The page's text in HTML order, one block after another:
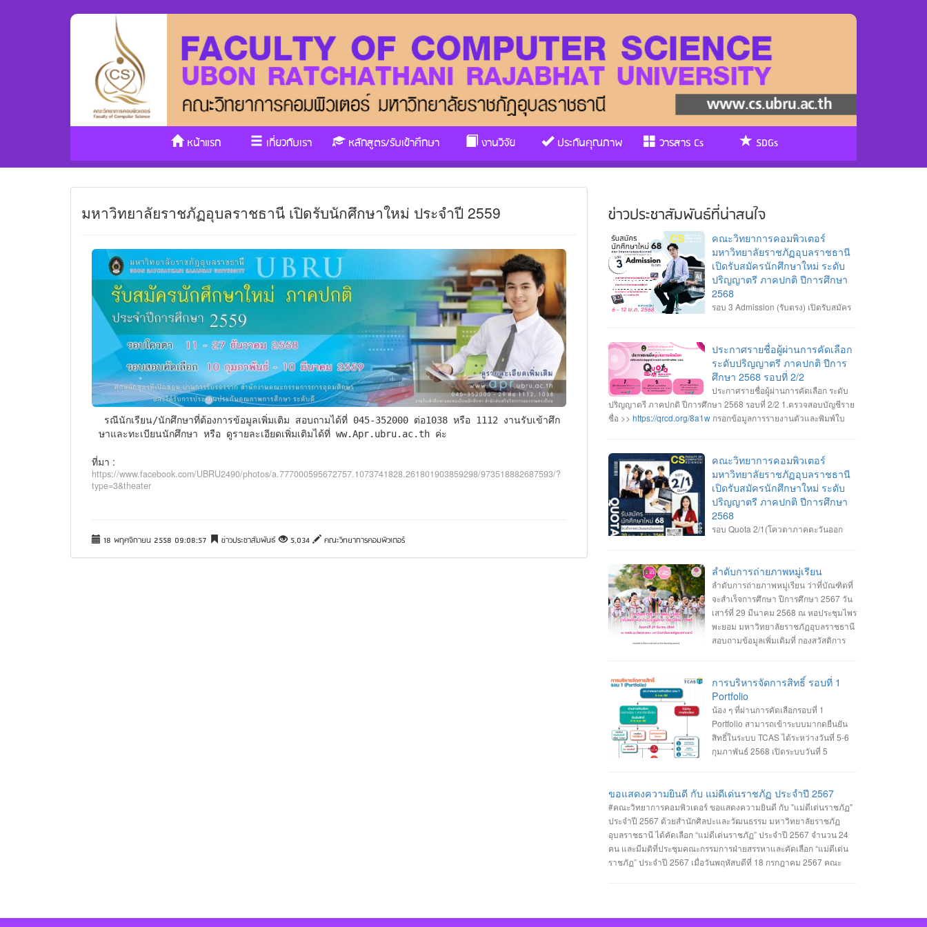
หน้าแรก เกี่ยวกับเรา หลักสูตร/รับเข้าศึกษา งานวิจัย ประกันคุณภาพ วารสาร Cs SDGs
มหาวิทยาลัยราชภัฏอุบลราชธานี เปิดรับนักศึกษาใหม่ ประจำปี 2559
ษาและทะเบียนนักศึกษา หรือ ดูรายละเอียดเพิ่มเติมได้ที่ ww.Apr.ubru.ac.th ค่ะ
ที่มา :
https://www.facebook.com/UBRU2490/photos/a.777000595672757.1073741828.261801903859298/973518882687593/?
type=3&theater
18 พฤศจิกายน 2558 09:08:57 ข่าวประชาสัมพันธ์ 5,034 คณะวิทยาการคอมพิวเตอร์
ข่าวประชาสัมพันธ์ที่น่าสนใจ
คณะวิทยาการคอมพิวเตอร์
มหาวิทยาลัยราชภัฏอุบลราชธานี
เปิดรับสมัครนักศึกษาใหม่ ระดับ
ปริญญาตรี ภาคปกติ ปีการศึกษา
2568
รอบ 3 Admission (รับตรง) เปิดรับสมัคร
>>https://www.mytcas.com/ • หลักสูตรวิทยาการคอมพิวเตอร์ •
หลักสูตรวิศวกรรมซอฟต์แวร์ • หลักสูตรเทคโนโลยีมีลติมีเดียและ
แอนิเมชัน • รายละเอียดสาขาวิชา เกณฑ์คุณสมบัติของสาขาวิชา และ
รายละเอียดการรับสมัคร ------------------- • สอบถามข้อมูลเพิ่มเติม งาน
รับเข้าศึกษา ฯ อาคารเรียนและปฏิบัติการ ชั้น 2 045-352-000 ต่อ
2143 , 2147 หรือ 2144 #เปิดรับสมัครนักศึกษาใหม่ #ระดับปริญญา
ประกาศรายชื่อผู้ผ่านการคัดเลือก
ระดับปริญญาตรี ภาคปกติ ปีการ
ศึกษา 2568 รอบที่ 2/2
ประกาศรายชื่อผู้ผ่านการคัดเลือก ระดับ
ปริญญาตรี ภาคปกติ ปีการศึกษา 2568 รอบที่ 2/2 1.ตรวจสอบบัญชีราย
ชื่อ >> https://qrcd.org/8a1w กรอกข้อมูลการรายงานตัวและพิมพ์ใบ
โถงชั้น1 อาคารเรียนและปฏิบัติการ กรณีสาขาวิชาที่มีรายชื่อสำรอง ถ้า
ผู้ผ่านการคัดเลือกไม่มารายงานตัวตามเวลาที่กำหนด ถือว่าสละสิทธิ์
มหาวิทยาลัยจะเรียกสำรองตามบัญชีรายชื่อทันที 3.ผู้ที่มีรายชื่อรายงาน
ตัว ลงทะเบียนเข้าใช้งานระบบการคัดเลือกกลางบุคคลเข้าศึกษาใน
สถาบันอุดมศึกษา (TCAS68) เพื่อรอเข้ายื่นยันสิทธิ์เข้าศึกษา
>>https://www.mytcas.com/
4. ผู้รายงานตัวเข้ายืนยันสิทธิ์เข้าศึกษา
ที่ยืนยันสิทธิ์เข้าศึกษา รอติดตามกำหนดการปฐมนิเทศนักศึกษาใหม่
และกำหนดการเปิดภาคการศึกษา(เปิดเทอม) ในช่วงเดือนมิถุนายน
2568
คณะวิทยาการคอมพิวเตอร์
มหาวิทยาลัยราชภัฏอุบลราชธานี
เปิดรับสมัครนักศึกษาใหม่ ระดับ
ปริญญาตรี ภาคปกติ ปีการศึกษา
2568
รอบ Quota 2/1(โควตาภาคตะวันออก
สถาบันอุดมศึกษา https://admission.ubru.ac.th/ หลักสูตรวิทยาการ
คอมพิวเตอร์ หลักสูตรวิศวกรรมซอฟต์แวร์ หลักสูตรเทคโนโลยีมีลติมีเดีย
และแอนิเมชัน รายละเอียดสาขาวิชา เกณฑ์คุณสมบัติของสาขาวิชา
และรายละเอียดการรับสมัคร ------------------- สอบถามข้อมูลเพิ่มเติม
งานรับเข้าศึกษา ฯ อาคารเรียนและปฏิบัติการ ชั้น 2 045-352-000 ต่อ
ลำดับการถ่ายภาพหมู่เรียน
ลำดับการถ่ายภาพหมู่เรียน ว่าที่บัณฑิตที่
จะสำเร็จการศึกษา ปีการศึกษา 2567 วัน
เสาร์ที่ 29 มีนาคม 2568 ณ หอประชุมไพร
พะยอม มหาวิทยาลัยราชภัฏอุบลราชธานี
สอบถามข้อมูลเพิ่มเติมที่ กองสวัสดิการ
การบริหารจัดการสิทธิ์ รอบที่ 1
Portfolio
น้อง ๆ ที่ผ่านการคัดเลือกรอบที่ 1
Portfolio สามารถเข้าระบบมากดยืนยัน
สิทธิ์ในระบบ TCAS ได้ระหว่างวันที่ 5-6
กุมภาพันธ์ 2568 เปิดระบบวันที่ 5
ขอแสดงความยินดี กับ แม่ดีเด่นราชภัฏ ประจำปี 2567
#คณะวิทยาการคอมพิวเตอร์ ขอแสดงความยินดี กับ "แม่ดีเด่นราชภัฏ"
ประจำปี 2567 ด้วยสำนักศิลปะและวัฒนธรรม มหาวิทยาลัยราชภัฏ
อุบลราชธานี ได้คัดเลือก “แม่ดีเด่นราชภัฏ” ประจำปี 2567 จำนวน 24
คน และมีมติที่ประชุมคณะกรรมการฝ่ายสรรหาและคัดเลือก “แม่ดีเด่น
ราชภัฏ” ประจำปี 2567 เมื่อวันพฤหัสบดีที่ 18 กรกฎาคม 2567 คณะ
วิชาวิศวกรรมซอฟต์แวร์ คณะวิทยาการคอมพิวเตอร์ #คณะวิทยาการ